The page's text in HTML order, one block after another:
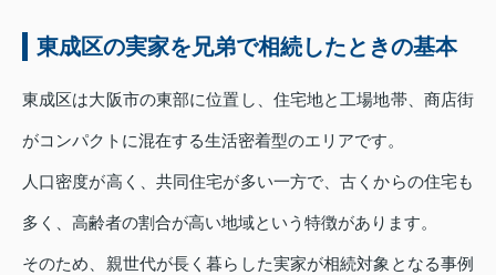
東成区の実家を兄弟で相続したときの基本
東成区は大阪市の東部に位置し、住宅地と工場地帯、商店街
がコンパクトに混在する生活密着型のエリアです。
人口密度が高く、共同住宅が多い一方で、古くからの住宅も
多く、高齢者の割合が高い地域という特徴があります。
そのため、親世代が長く暮らした実家が相続対象となる事例